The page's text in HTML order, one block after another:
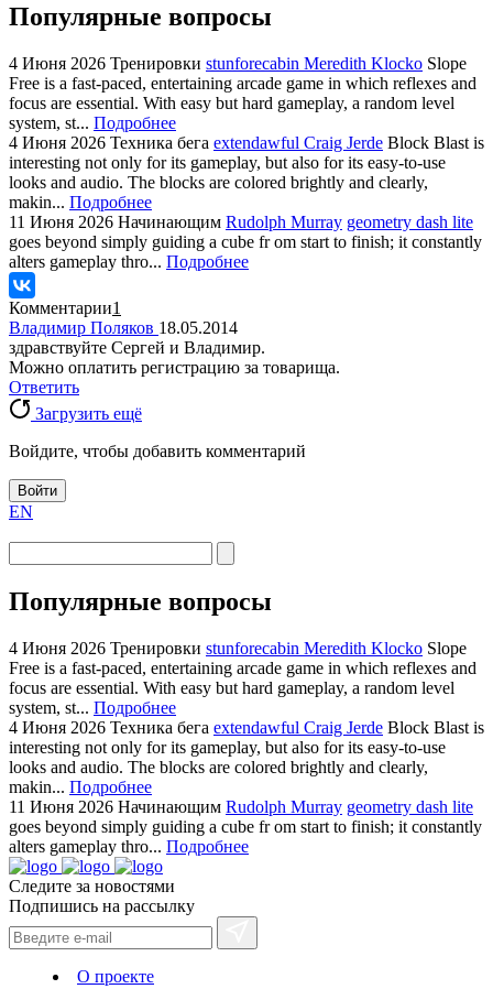
Популярные вопросы
4 Июня 2026 Тренировки stunforecabin Meredith Klocko Slope
Free is a fast-paced, entertaining arcade game in which reflexes and
focus are essential. With easy but hard gameplay, a random level
system, st... Подробнее
4 Июня 2026 Техника бега extendawful Craig Jerde Block Blast is
interesting not only for its gameplay, but also for its easy-to-use
looks and audio. The blocks are colored brightly and clearly,
makin... Подробнее
11 Июня 2026 Начинающим Rudolph Murray geometry dash lite
goes beyond simply guiding a cube fr om start to finish; it constantly
alters gameplay thro... Подробнее
Комментарии1
Владимир Поляков 18.05.2014
здравствуйте Сергей и Владимир.
Можно оплатить регистрацию за товарища.
Ответить
Загрузить ещё
Войдите, чтобы добавить комментарий
Войти
EN
Популярные вопросы
4 Июня 2026 Тренировки stunforecabin Meredith Klocko Slope
Free is a fast-paced, entertaining arcade game in which reflexes and
focus are essential. With easy but hard gameplay, a random level
system, st... Подробнее
4 Июня 2026 Техника бега extendawful Craig Jerde Block Blast is
interesting not only for its gameplay, but also for its easy-to-use
looks and audio. The blocks are colored brightly and clearly,
makin... Подробнее
11 Июня 2026 Начинающим Rudolph Murray geometry dash lite
goes beyond simply guiding a cube fr om start to finish; it constantly
alters gameplay thro... Подробнее
Следите за новостями
Подпишись на рассылку
О проекте